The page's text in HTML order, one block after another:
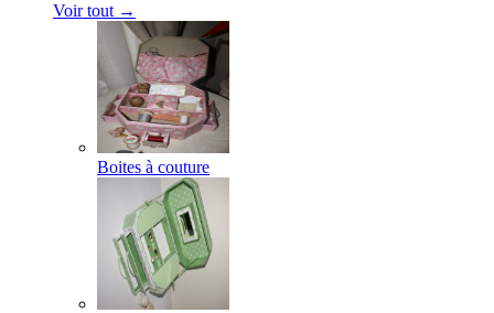
Voir tout →
Boites à couture